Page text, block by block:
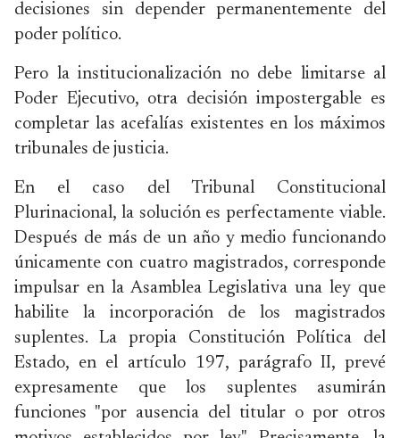
decisiones sin depender permanentemente del
poder político.
Pero la institucionalización no debe limitarse al
Poder Ejecutivo, otra decisión impostergable es
completar las acefalías existentes en los máximos
tribunales de justicia.
En el caso del Tribunal Constitucional
Plurinacional, la solución es perfectamente viable.
Después de más de un año y medio funcionando
únicamente con cuatro magistrados, corresponde
impulsar en la Asamblea Legislativa una ley que
habilite la incorporación de los magistrados
suplentes. La propia Constitución Política del
Estado, en el artículo 197, parágrafo II, prevé
expresamente que los suplentes asumirán
funciones "por ausencia del titular o por otros